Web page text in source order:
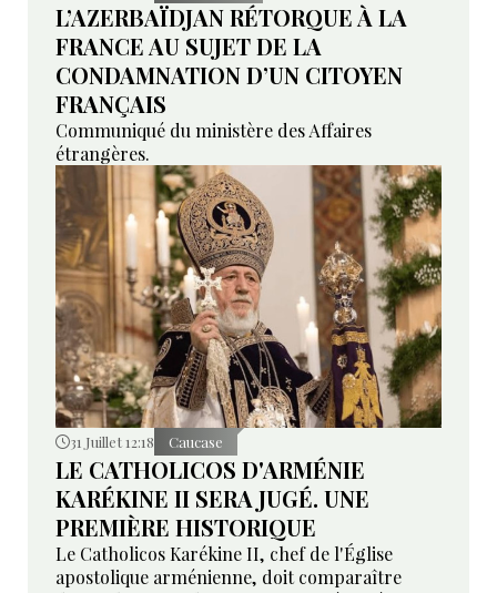
L’AZERBAÏDJAN RÉTORQUE À LA
FRANCE AU SUJET DE LA
CONDAMNATION D’UN CITOYEN
FRANÇAIS
Communiqué du ministère des Affaires
étrangères.
31 Juillet 12:18 Caucase
LE CATHOLICOS D'ARMÉNIE
KARÉKINE II SERA JUGÉ. UNE
PREMIÈRE HISTORIQUE
Le Catholicos Karékine II, chef de l'Église
apostolique arménienne, doit comparaître